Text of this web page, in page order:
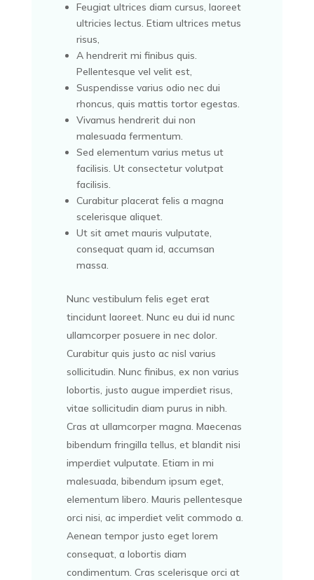
Feugiat ultrices diam cursus, laoreet
ultricies lectus. Etiam ultrices metus
risus,
A hendrerit mi finibus quis.
Pellentesque vel velit est,
Suspendisse varius odio nec dui
rhoncus, quis mattis tortor egestas.
Vivamus hendrerit dui non
malesuada fermentum.
Sed elementum varius metus ut
facilisis. Ut consectetur volutpat
facilisis.
Curabitur placerat felis a magna
scelerisque aliquet.
Ut sit amet mauris vulputate,
consequat quam id, accumsan
massa.
Nunc vestibulum felis eget erat
tincidunt laoreet. Nunc eu dui id nunc
ullamcorper posuere in nec dolor.
Curabitur quis justo ac nisl varius
sollicitudin. Nunc finibus, ex non varius
lobortis, justo augue imperdiet risus,
vitae sollicitudin diam purus in nibh.
Cras at ullamcorper magna. Maecenas
bibendum fringilla tellus, et blandit nisi
imperdiet vulputate. Etiam in mi
malesuada, bibendum ipsum eget,
elementum libero. Mauris pellentesque
orci nisi, ac imperdiet velit commodo a.
Aenean tempor justo eget lorem
consequat, a lobortis diam
condimentum. Cras scelerisque orci at